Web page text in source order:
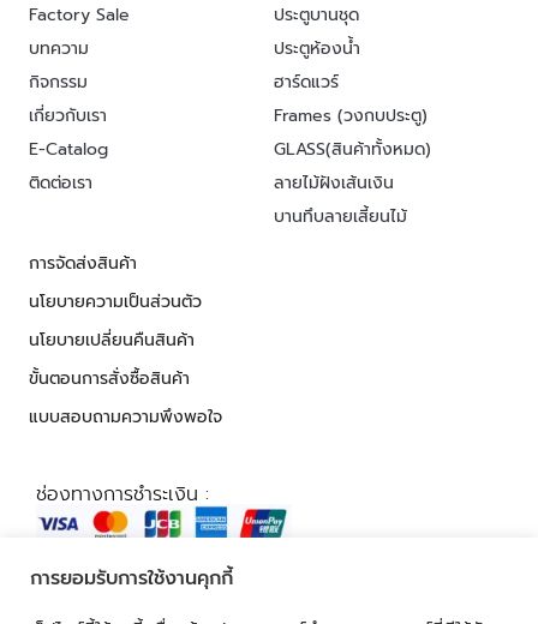
Factory Sale
บทความ
กิจกรรม
เกี่ยวกับเรา
E-Catalog
ติดต่อเรา
ประตูบานชุด
ประตูห้องน้ำ
ฮาร์ดแวร์
Frames (วงกบประตู)
GLASS(สินค้าทั้งหมด)
ลายไม้ฝังเส้นเงิน
บานทึบลายเสี้ยนไม้
การจัดส่งสินค้า
นโยบายความเป็นส่วนตัว
นโยบายเปลี่ยนคืนสินค้า
ขั้นตอนการสั่งซื้อสินค้า
แบบสอบถามความพึงพอใจ
ช่องทางการชำระเงิน :
© 2026 ALL RIGHTS RESERVED​
การยอมรับการใช้งานคุกกี้